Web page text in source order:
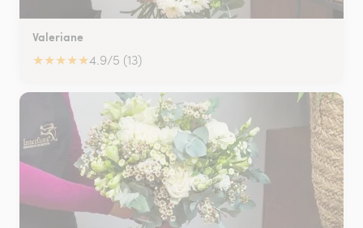
Valeriane
★★★★★4.9/5 (13)